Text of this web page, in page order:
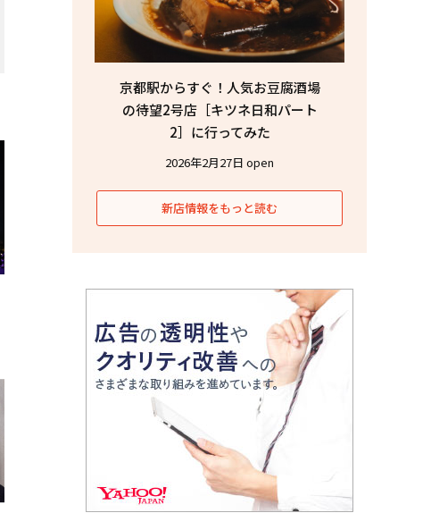
京都駅からすぐ！人気お豆腐酒場
の待望2号店［キツネ日和パート
2］に行ってみた
2026年2月27日 open
新店情報をもっと読む